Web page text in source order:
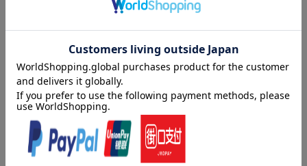
2代目船長クリストファー・パイク指揮するUSSエンタープライズ
Original Series)を感じさせる部分も多かったが、
いくつかの著名SF作品を想起させるエピソードがあったり、ちょ
っと意外な「スター・トレック」にかかわるキャラクターの登場
など、バラエティに富んだストーリーになっている。
そして、凶悪で獰猛な敵、ゴーントとの戦いが確実に近づいてい
た。
スポックとチャペルの関係を中心に、クルーたちの過去とこれか
ストーリー
出自を偽り、宇宙艦隊の軍事裁判にかけられた副長ウーナを助け